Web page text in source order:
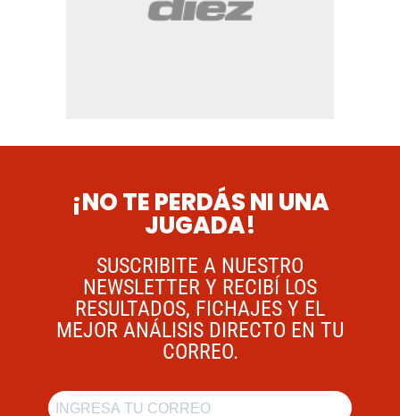
¡NO TE PERDÁS NI UNA
JUGADA!
SUSCRIBITE A NUESTRO
NEWSLETTER Y RECIBÍ LOS
RESULTADOS, FICHAJES Y EL
MEJOR ANÁLISIS DIRECTO EN TU
CORREO.